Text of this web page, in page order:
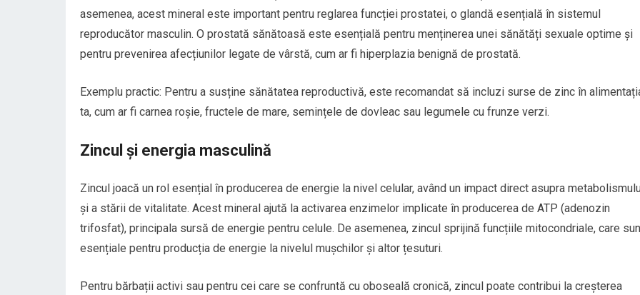
asemenea, acest mineral este important pentru reglarea funcției prostatei, o glandă esențială în sistemul
reproducător masculin. O prostată sănătoasă este esențială pentru menținerea unei sănătăți sexuale optime și
pentru prevenirea afecțiunilor legate de vârstă, cum ar fi hiperplazia benignă de prostată.
Exemplu practic: Pentru a susține sănătatea reproductivă, este recomandat să incluzi surse de zinc în
ta, cum ar fi carnea roșie, fructele de mare, semințele de dovleac sau legumele cu frunze verzi.
Zincul și energia masculină
Zincul joacă un rol esențial în producerea de energie la nivel celular, având un impact direct asupra
și a stării de vitalitate. Acest mineral ajută la activarea enzimelor implicate în producerea de ATP (adenozin
trifosfat), principala sursă de energie pentru celule. De asemenea, zincul sprijină funcțiile mitocondriale, care
esențiale pentru producția de energie la nivelul mușchilor și altor țesuturi.
Pentru bărbații activi sau pentru cei care se confruntă cu oboseală cronică, zincul poate contribui la creșterea